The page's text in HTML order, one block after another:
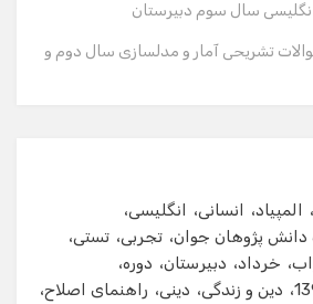
سال سوم دبیرستان
تشریحی آمار و مدلسازی سال دوم و
المپیاد انسانی
انگلیسی
دانش پژوهان جوان تجربی تستی
خرداد دبیرستان
دوره
دین و زندگی دینی راهنمای اصلاح